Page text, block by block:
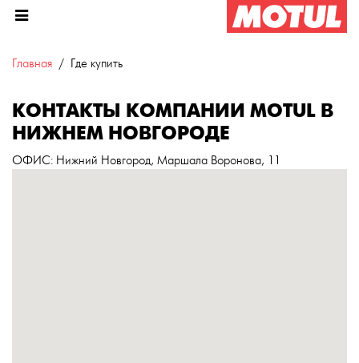
Главная Где купить
КОНТАКТЫ КОМПАНИИ MOTUL В
НИЖНЕМ НОВГОРОДЕ
ОФИС: Нижний Новгород, Маршала Воронова, 11